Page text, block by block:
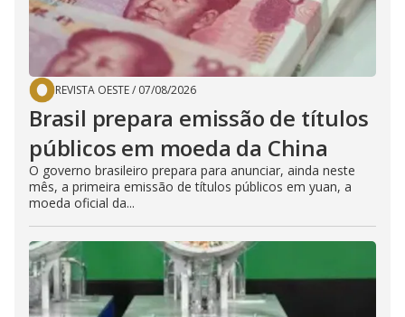
REVISTA OESTE/ 07/08/2026
Brasil prepara emissão de títulos
públicos em moeda da China
O governo brasileiro prepara para anunciar, ainda neste
mês, a primeira emissão de títulos públicos em yuan, a
moeda oficial da...